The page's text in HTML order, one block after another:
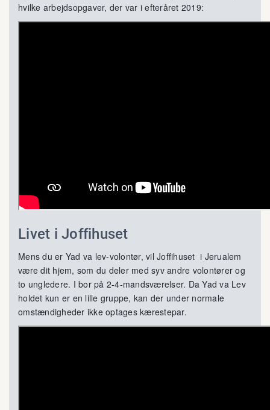
hvilke arbejdsopgaver, der var i efteråret 2019:
Livet i Joffihuset
Mens du er Yad va lev-volontør, vil Joffihuset i Jerualem
være dit hjem, som du deler med syv andre volontører og
to ungledere. I bor på 2-4-mandsværelser. Da Yad va Lev
holdet kun er en lille gruppe, kan der under normale
omstændigheder ikke optages kærestepar.